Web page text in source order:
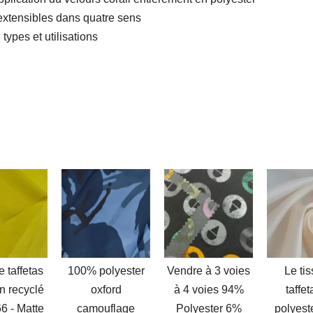
dans quatre sens
et utilisations
et le tissu en lin pur ?
caractéristiques, filet tout-en-un
les plus grandes marques se tournent vers les tissus PCM
UV
Vendre à 3 voies
à 4 voies 94%
Polyester 6%
Le tissu de
taffetas en
polyester 210T
Tissu
Taslon
Nylon